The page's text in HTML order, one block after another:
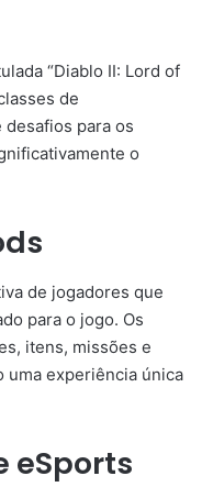
“Diablo II: Lord of
de
para os
o
de jogadores que
para o jogo. Os
itens, missões e
uma experiência única
eSports